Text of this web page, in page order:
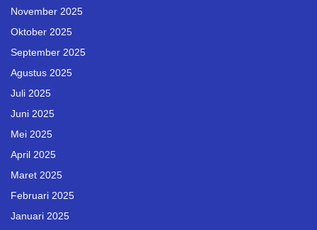
November 2025
Oktober 2025
September 2025
Agustus 2025
Juli 2025
Juni 2025
Mei 2025
April 2025
Maret 2025
Februari 2025
Januari 2025